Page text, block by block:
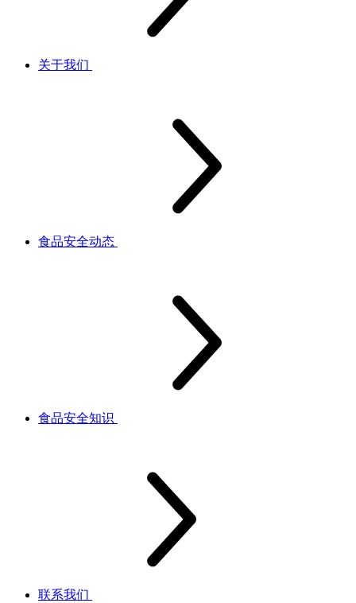
关于我们
食品安全动态
食品安全知识
联系我们